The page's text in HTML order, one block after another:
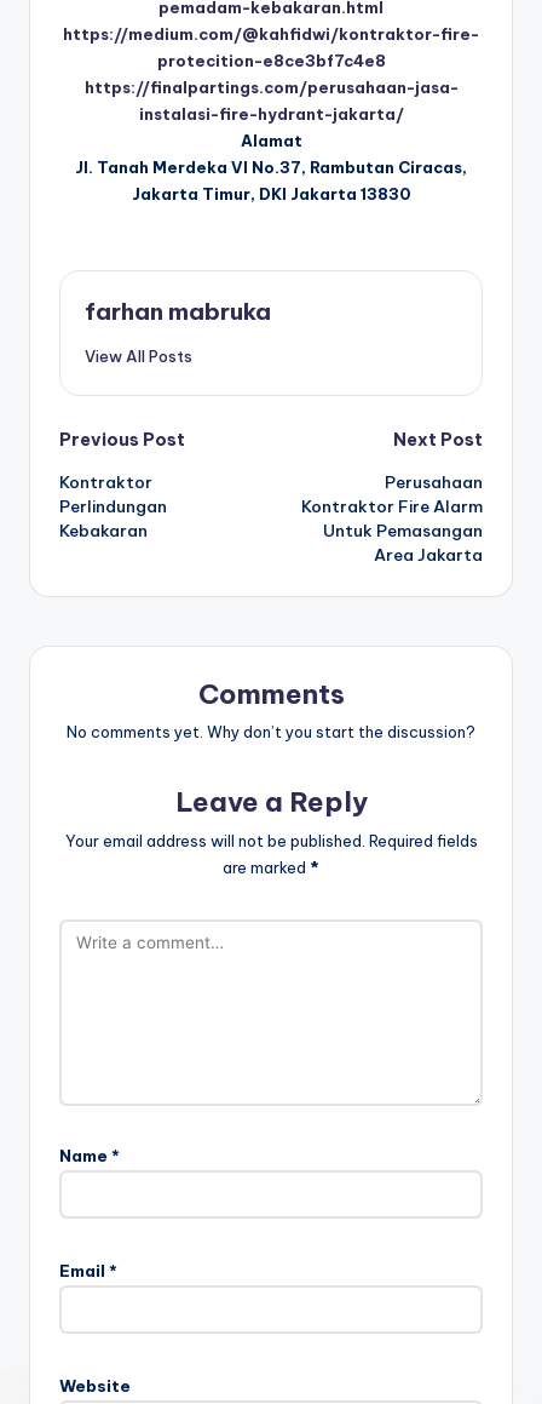
pemadam-kebakaran.html
https://medium.com/@kahfidwi/kontraktor-fire-
protecition-e8ce3bf7c4e8
https://finalpartings.com/perusahaan-jasa-
instalasi-fire-hydrant-jakarta/
Alamat
Jl. Tanah Merdeka VI No.37, Rambutan Ciracas,
Jakarta Timur, DKI Jakarta 13830
farhan mabruka
View All Posts
Post
navigation
Previous Post
Kontraktor
Perlindungan
Kebakaran
Next Post
Perusahaan
Kontraktor Fire Alarm
Untuk Pemasangan
Area Jakarta
Comments
No comments yet. Why don’t you start the discussion?
Leave a Reply
Your email address will not be published. Required fields
are marked *
Name *
Email *
Website